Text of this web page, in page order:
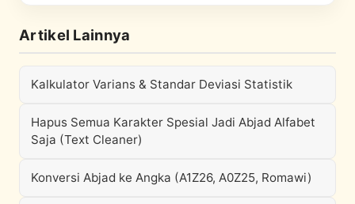
Artikel Lainnya
Kalkulator Varians & Standar Deviasi Statistik
Hapus Semua Karakter Spesial Jadi Abjad Alfabet
Saja (Text Cleaner)
Konversi Abjad ke Angka (A1Z26, A0Z25, Romawi)